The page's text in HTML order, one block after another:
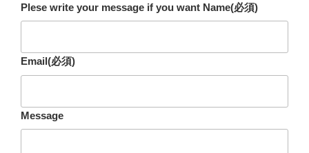
Plese write your message if you want Name(必須)
Email(必須)
Message